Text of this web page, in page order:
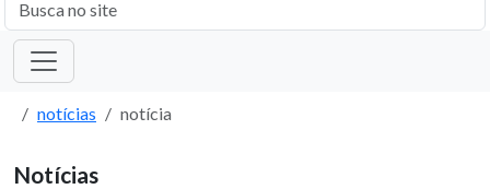
notícias notícia
Notícias